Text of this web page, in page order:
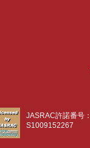
JASRAC許諾番号：
S1009152267